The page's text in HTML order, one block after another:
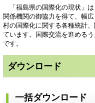
「福島県の国際化の現状」は
関係機関の御協力を得て、幅
村の国際化に関する各種統計
ています。国際交流を進める
です。
ダウンロード
一括ダウンロード